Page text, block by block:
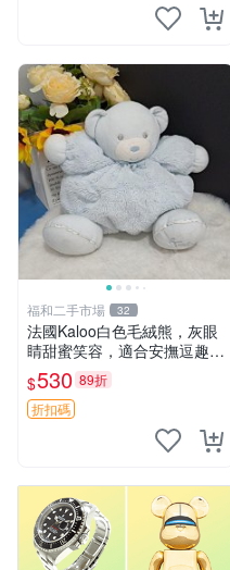
福和二手市場 32
法國Kaloo白色毛絨熊，灰眼
睛甜蜜笑容，適合安撫逗趣可
愛，柔軟面料手感佳。14 白
色安撫熊 毛絨玩具 寶寶逗樂
具
$530 89折
折扣碼